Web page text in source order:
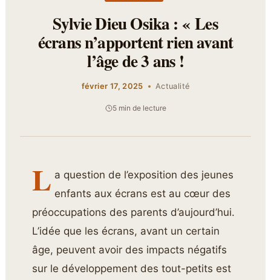
Sylvie Dieu Osika : « Les
écrans n’apportent rien avant
l’âge de 3 ans !
février 17, 2025 Actualité
5 min de lecture
L a question de l’exposition des jeunes
enfants aux écrans est au cœur des
préoccupations des parents d’aujourd’hui.
L’idée que les écrans, avant un certain
âge, peuvent avoir des impacts négatifs
sur le développement des tout-petits est